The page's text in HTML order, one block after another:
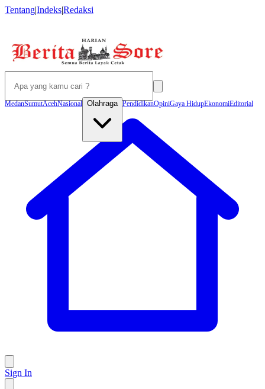
Tentang|Indeks|Redaksi
MedanSumutAcehNasional Olahraga PendidikanOpiniGaya HidupEkonomiEditorial
Sign In